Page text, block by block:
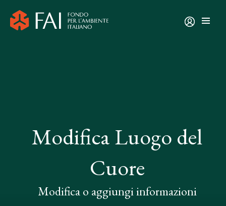
Modifica Luogo del
Cuore
Modifica o aggiungi informazioni